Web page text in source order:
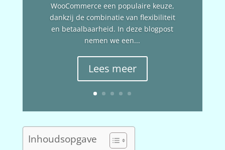
WooCommerce een populaire keuze,
dankzij de combinatie van flexibiliteit
en betaalbaarheid. In deze blogpost
nemen we een...
Lees meer
Inhoudsopgave